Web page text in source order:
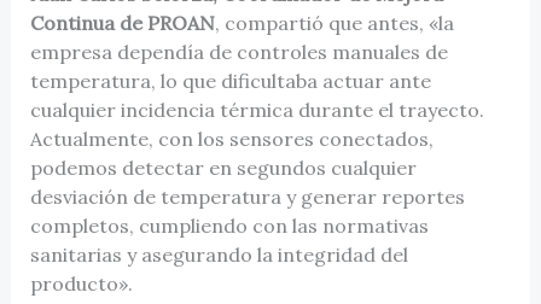
Continua de PROAN, compartió que antes, «la
empresa dependía de controles manuales de
temperatura, lo que dificultaba actuar ante
cualquier incidencia térmica durante el trayecto.
Actualmente, con los sensores conectados,
podemos detectar en segundos cualquier
desviación de temperatura y generar reportes
completos, cumpliendo con las normativas
sanitarias y asegurando la integridad del
producto».